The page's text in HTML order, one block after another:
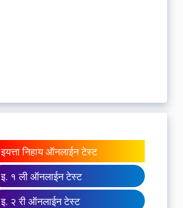
इयत्ता निहाय ऑनलाईन टेस्ट
इ. १ ली ऑनलाईन टेस्ट
इ. २ री ऑनलाईन टेस्ट